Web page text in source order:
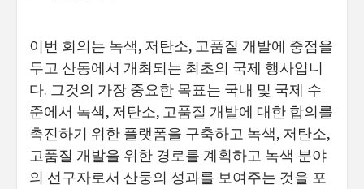
이번 회의는 녹색, 저탄소, 고품질 개발에 중점을
두고 산동에서 개최되는 최초의 국제 행사입니
다. 그것의 가장 중요한 목표는 국내 및 국제 수
준에서 녹색, 저탄소, 고품질 개발에 대한 합의를
촉진하기 위한 플랫폼을 구축하고 녹색, 저탄소,
고품질 개발을 위한 경로를 계획하고 녹색 분야
의 선구자로서 산둥의 성과를 보여주는 것을 포